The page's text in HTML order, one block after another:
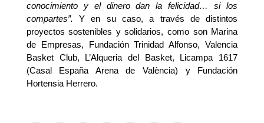
conocimiento y el dinero dan la felicidad… si los
compartes”. Y en su caso, a través de distintos
proyectos sostenibles y solidarios, como son Marina
de Empresas, Fundación Trinidad Alfonso, Valencia
Basket Club, L’Alqueria del Basket, Licampa 1617
(Casal España Arena de València) y Fundación
Hortensia Herrero.